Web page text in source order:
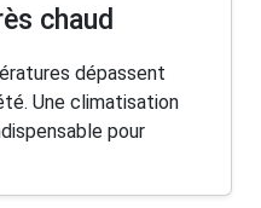
chaud
dépassent
Une climatisation
pour